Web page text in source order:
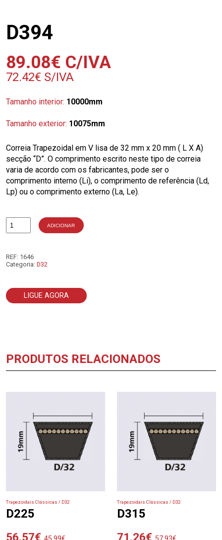
D394
89.08€ C/IVA
72.42€ S/IVA
Tamanho interior: 10000mm
Tamanho exterior: 10075mm
Correia Trapezoidal em V lisa de 32 mm x 20 mm ( L X A)
secção “D”. O comprimento escrito neste tipo de correia
varia de acordo com os fabricantes, pode ser o
comprimento interno (Li), o comprimento de referência (Ld,
Lp) ou o comprimento externo (La, Le).
Quantidade
ADICIONAR
REF: 1646
Categoria: D32
LIGUE AGORA
PRODUTOS RELACIONADOS
Trapezoidais Clássicas / D32
D225
56.57€
Trapezoidais Clássicas / D32
D315
71.26€